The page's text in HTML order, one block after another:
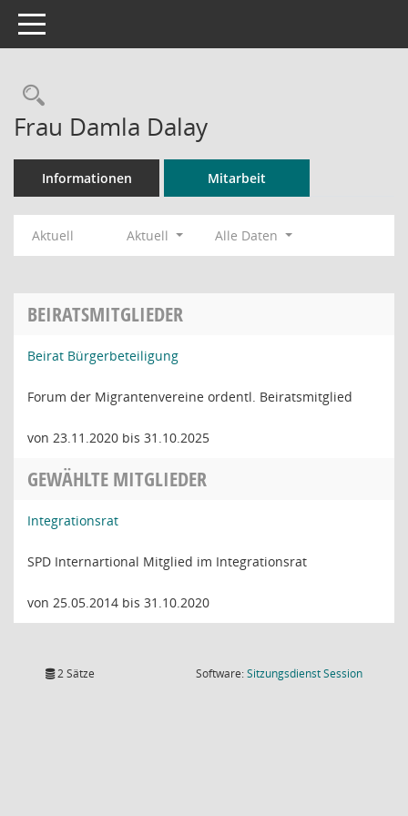
Toggle navigation
Rechercheauswahl
Frau Damla Dalay
Informationen Mitarbeit
Aktuell Aktuell Alle Daten
BEIRATSMITGLIEDER
Beirat Bürgerbeteiligung
Forum der Migrantenvereine ordentl. Beiratsmitglied
von 23.11.2020 bis 31.10.2025
GEWÄHLTE MITGLIEDER
Integrationsrat
SPD Internartional Mitglied im Integrationsrat
von 25.05.2014 bis 31.10.2020
2 Sätze Software:SitzungsdienstSession(Wird in